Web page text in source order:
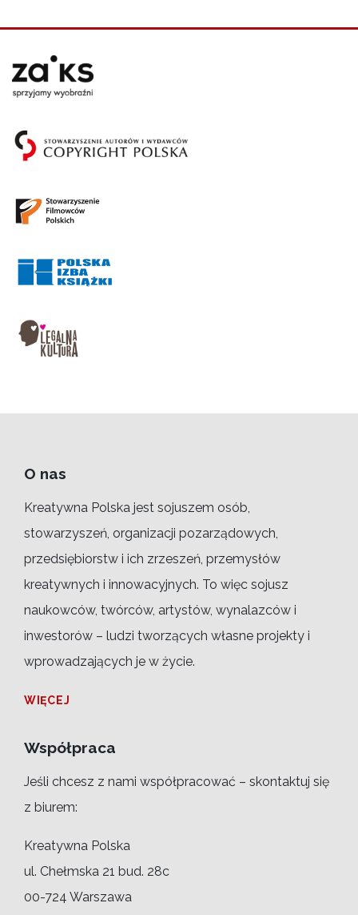
O nas
Kreatywna Polska jest sojuszem osób,
stowarzyszeń, organizacji pozarządowych,
przedsiębiorstw i ich zrzeszeń, przemysłów
kreatywnych i innowacyjnych. To więc sojusz
naukowców, twórców, artystów, wynalazców i
inwestorów – ludzi tworzących własne projekty i
wprowadzających je w życie.
WIĘCEJ
Współpraca
Jeśli chcesz z nami współpracować – skontaktuj się
z biurem:
Kreatywna Polska
ul. Chełmska 21 bud. 28c
00-724 Warszawa